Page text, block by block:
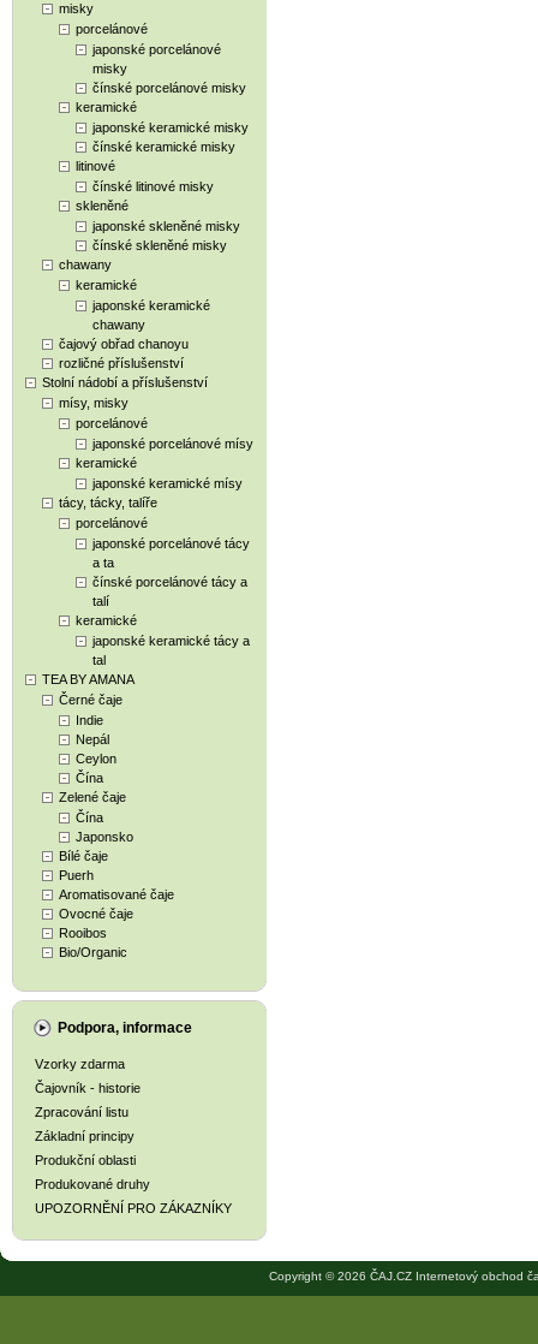
misky
porcelánové
japonské porcelánové
misky
čínské porcelánové misky
keramické
japonské keramické misky
čínské keramické misky
litinové
čínské litinové misky
skleněné
japonské skleněné misky
čínské skleněné misky
chawany
keramické
japonské keramické
chawany
čajový obřad chanoyu
rozličné příslušenství
Stolní nádobí a příslušenství
mísy, misky
porcelánové
japonské porcelánové mísy
keramické
japonské keramické mísy
tácy, tácky, talíře
porcelánové
japonské porcelánové tácy
a ta
čínské porcelánové tácy a
talí
keramické
japonské keramické tácy a
tal
TEA BY AMANA
Černé čaje
Indie
Nepál
Ceylon
Čína
Zelené čaje
Čína
Japonsko
Bílé čaje
Puerh
Aromatisované čaje
Ovocné čaje
Rooibos
Bio/Organic
Podpora, informace
Vzorky zdarma
Čajovník - historie
Zpracování listu
Základní principy
Produkční oblasti
Produkované druhy
UPOZORNĚNÍ PRO ZÁKAZNÍKY
Copyright © 2026 ČAJ.CZ Internetový obchod